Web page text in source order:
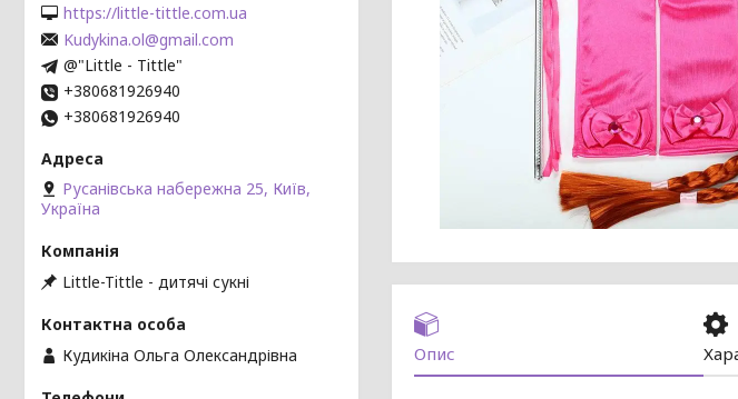
Опис
https://little-tittle.com.ua
Kudykina.ol@gmail.com
@"Little - Tittle"
+380681926940
+380681926940
Русанівська набережна 25, Київ,
Україна
Little-Tittle - дитячі сукні
Кудикіна Ольга Олександрівна